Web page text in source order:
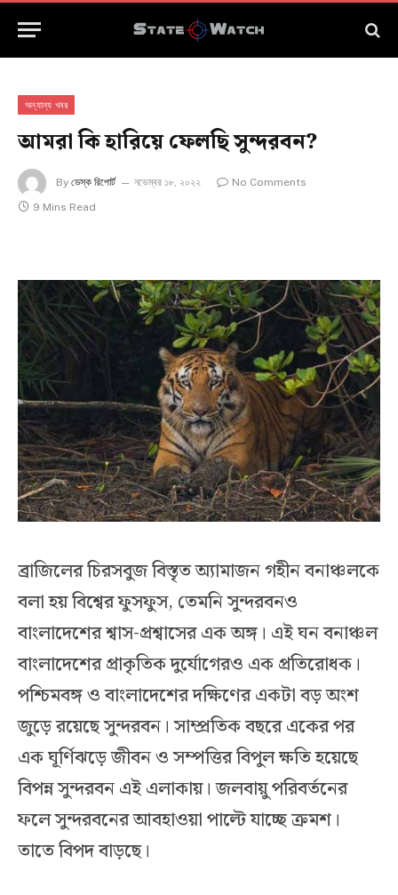
অন্যান্য খবর
আমরা কি হারিয়ে ফেলছি সুন্দরবন?
By ডেস্ক রিপোর্ট নভেম্বর ১৮, ২০২২
No Comments
9 Mins Read
ব্রাজিলের চিরসবুজ বিস্তৃত অ্যামাজন গহীন বনাঞ্চলকে
বলা হয় বিশ্বের ফুসফুস, তেমনি সুন্দরবনও
বাংলাদেশের শ্বাস-প্রশ্বাসের এক অঙ্গ। এই ঘন বনাঞ্চল
বাংলাদেশের প্রাকৃতিক দুর্যোগেরও এক প্রতিরোধক।
পশ্চিমবঙ্গ ও বাংলাদেশের দক্ষিণের একটা বড় অংশ
জুড়ে রয়েছে সুন্দরবন। সাম্প্রতিক বছরে একের পর
এক ঘূর্ণিঝড়ে জীবন ও সম্পত্তির বিপুল ক্ষতি হয়েছে
বিপন্ন সুন্দরবন এই এলাকায়। জলবায়ু পরিবর্তনের
ফলে সুন্দরবনের আবহাওয়া পাল্টে যাচ্ছে ক্রমশ।
তাতে বিপদ বাড়ছে।